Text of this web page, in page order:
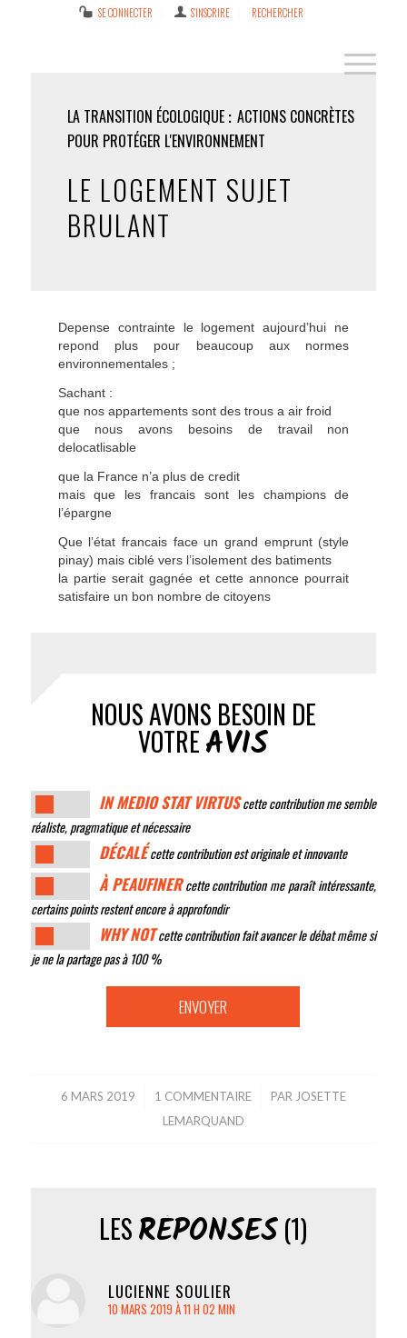
SE CONNECTER S’INSCRIRE RECHERCHER
LA TRANSITION ÉCOLOGIQUE
ACTIONS CONCRÈTES
POUR PROTÉGER L'ENVIRONNEMENT
LE LOGEMENT SUJET
BRULANT
Depense contrainte le logement aujourd’hui ne
repond plus pour beaucoup aux normes
environnementales ;
Sachant :
que nos appartements sont des trous a air froid
que nous avons besoins de travail non
delocatlisable
que la France n’a plus de credit
mais que les francais sont les champions de
l’épargne
Que l’état francais face un grand emprunt (style
pinay) mais ciblé vers l’isolement des batiments
la partie serait gagnée et cette annonce pourrait
satisfaire un bon nombre de citoyens
NOUS AVONS BESOIN DE
VOTREAVIS
IN MEDIO STAT VIRTUScette contribution me semble
réaliste, pragmatique et nécessaire
DÉCALÉcette contribution est originale et innovante
À PEAUFINERcette contribution me paraît intéressante,
certains points restent encore à approfondir
WHY NOTcette contribution fait avancer le débat même si
je ne la partage pas à 100 %
6 MARS 2019
/ 1 COMMENTAIRE
/ PAR JOSETTE
LEMARQUAND
LESRÉPONSES(1)
LUCIENNE SOULIER
10 MARS 2019 À 11 H 02 MIN